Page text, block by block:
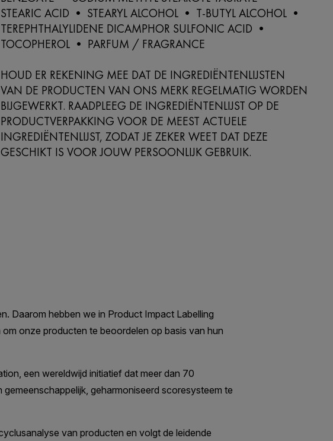
STEARIC ACID • STEARYL ALCOHOL • T-BUTYL ALCOHOL •
TEREPHTHALYLIDENE DICAMPHOR SULFONIC ACID •
TOCOPHEROL • PARFUM / FRAGRANCE
HOUD ER REKENING MEE DAT DE INGREDIËNTENLIJSTEN
VAN DE PRODUCTEN VAN ONS MERK REGELMATIG WORDEN
BIJGEWERKT. RAADPLEEG DE INGREDIËNTENLIJST OP DE
PRODUCTVERPAKKING VOOR DE MEEST ACTUELE
INGREDIËNTENLIJST, ZODAT JE ZEKER WEET DAT DEZE
GESCHIKT IS VOOR JOUW PERSOONLIJK GEBRUIK.